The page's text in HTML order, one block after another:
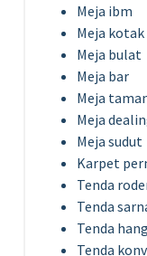
Meja ibm
Meja kotak
Meja bulat
Meja bar
Meja
Meja
Meja sudut
Karpet
Tenda
Tenda
Tenda
Tenda